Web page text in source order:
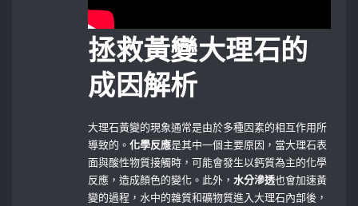
拯救黃變大理石的
成因解析
大理石黃變的現象通常是由於多種因素的相互作用所
導致的。化學反應是其中一個主要原因，當大理石表
面與酸性物質接觸時，可能會發生以鈣質為主的化學
反應，造成顏色的變化。此外，水分滲透也會加速黃
變的過程，水中的雜質和礦物質進入大理石內部後，